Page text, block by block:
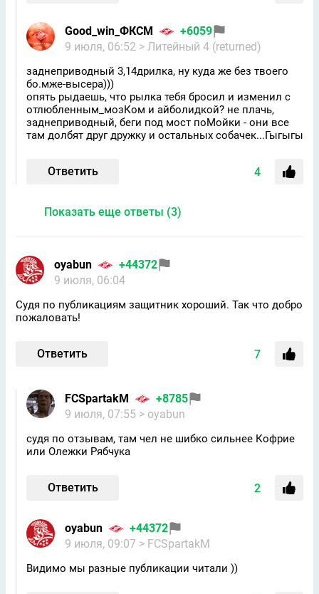
Good_win_ФКСМ
+6059
9 июля, 06:52 > Литейный 4 (returned)
заднеприводный 3,14дрилка, ну куда же без твоего
бо.мже-высера)))
опять рыдаешь, что рылка тебя бросил и изменил с
отлюбленным_мозКом и айболидкой? не плачь,
заднеприводный, беги под мост поМойки - они все
там долбят друг дружку и остальных собачек...Гыгыгы
Ответить 4
Показать еще ответы (3)
oyabun
+44372
9 июля, 06:04
Судя по публикациям защитник хороший. Так что добро
пожаловать!
Ответить 7
FCSpartakM
+8785
9 июля, 07:55 > oyabun
судя по отзывам, там чел не шибко сильнее Кофрие
или Олежки Рябчука
Ответить 2
oyabun
+44372
9 июля, 09:07 > FCSpartakM
Видимо мы разные публикации читали ))